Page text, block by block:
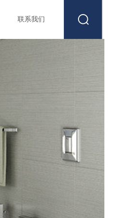
联系我们